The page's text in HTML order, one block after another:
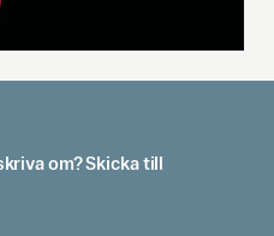
om? Skicka till